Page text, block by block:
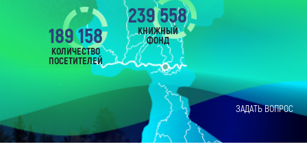
ЗАДАТЬ ВОПРОС
189 158
КОЛИЧЕСТВО
ПОСЕТИТЕЛЕЙ
239 558
КНИЖНЫЙ
ФОНД